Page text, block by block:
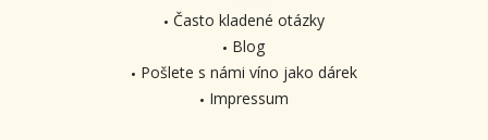
Často kladené otázky
Blog
Pošlete s námi víno jako dárek
Impressum